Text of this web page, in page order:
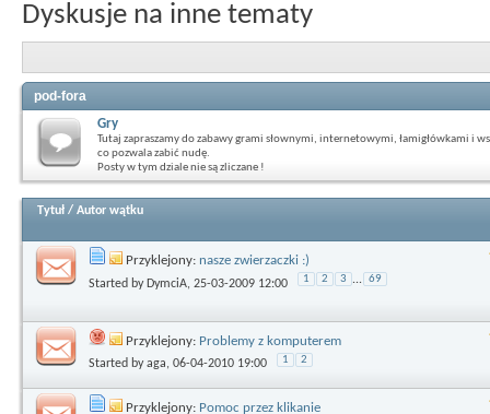
Dyskusje na inne tematy
pod-fora
Gry
Tutaj zapraszamy do zabawy grami słownymi, internetowymi, łamigłówkami i
co pozwala zabić nudę.
Posty w tym dziale nie są zliczane !
Tytuł / Autor wątku
Przyklejony: nasze zwierzaczki :)
Started by DymciA, 25-03-2009 12:00 1 2 3 ... 69
Przyklejony: Problemy z komputerem
Started byaga, 06-04-2010 19:00 1 2
Przyklejony: Pomoc przez klikanie